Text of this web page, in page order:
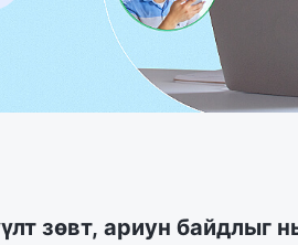
зөвт, ариун байдлыг